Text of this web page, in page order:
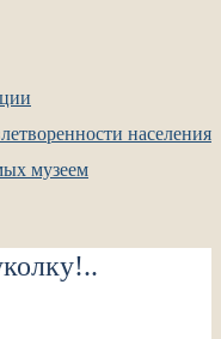
населения
музеем